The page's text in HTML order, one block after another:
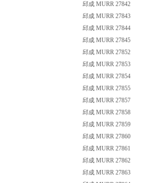
邱成 MURR 27842
邱成 MURR 27843
邱成 MURR 27844
邱成 MURR 27845
邱成 MURR 27852
邱成 MURR 27853
邱成 MURR 27854
邱成 MURR 27855
邱成 MURR 27857
邱成 MURR 27858
邱成 MURR 27859
邱成 MURR 27860
邱成 MURR 27861
邱成 MURR 27862
邱成 MURR 27863